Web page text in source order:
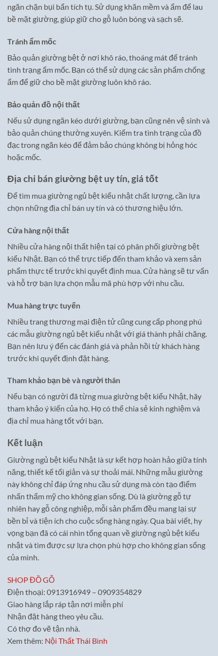
ngăn chặn bụi bẩn tích tụ. Sử dụng khăn mềm và ẩm để lau
bề mặt giường, giúp giữ cho gỗ luôn bóng và sạch sẽ.
Tránh ẩm mốc
Bảo quản giường bệt ở nơi khô ráo, thoáng mát để tránh
tình trạng ẩm mốc. Bạn có thể sử dụng các sản phẩm chống
ẩm để giữ cho bề mặt giường luôn khô ráo.
Bảo quản đồ nội thất
Nếu sử dụng ngăn kéo dưới giường, bạn cũng nên vệ sinh và
bảo quản chúng thường xuyên. Kiểm tra tình trạng của đồ
đạc trong ngăn kéo để đảm bảo chúng không bị hỏng hóc
hoặc mốc.
Địa chỉ bán giường bệt uy tín, giá tốt
Để tìm mua giường ngủ bệt kiểu nhật chất lượng, cần lựa
chọn những địa chỉ bán uy tín và có thương hiệu lớn.
Cửa hàng nội thất
Nhiều cửa hàng nội thất hiện tại có phân phối giường bệt
kiểu Nhật. Bạn có thể trực tiếp đến tham khảo và xem sản
phẩm thực tế trước khi quyết định mua. Cửa hàng sẽ tư vấn
và hỗ trợ bạn lựa chọn mẫu mã phù hợp với nhu cầu.
Mua hàng trực tuyến
Nhiều trang thương mại điện tử cũng cung cấp phong phú
các mẫu giường ngủ bệt kiểu nhật với giá thành phải chăng.
Bạn nên lưu ý đến các đánh giá và phản hồi từ khách hàng
trước khi quyết định đặt hàng.
Tham khảo bạn bè và người thân
Nếu bạn có người đã từng mua giường bệt kiểu Nhật, hãy
tham khảo ý kiến của họ. Họ có thể chia sẻ kinh nghiệm và
địa chỉ mua hàng tốt với bạn.
Kết luận
Giường ngủ bệt kiểu Nhật là sự kết hợp hoàn hảo giữa tính
năng, thiết kế tối giản và sự thoải mái. Những mẫu giường
này không chỉ đáp ứng nhu cầu sử dụng mà còn tạo điểm
nhấn thẩm mỹ cho không gian sống. Dù là giường gỗ tự
nhiên hay gỗ công nghiệp, mỗi sản phẩm đều mang lại sự
bền bỉ và tiện ích cho cuộc sống hàng ngày. Qua bài viết, hy
vọng bạn đã có cái nhìn tổng quan về giường ngủ bệt kiểu
nhật và tìm được sự lựa chọn phù hợp cho không gian sống
của mình.
SHOP ĐỒ GỖ
Điện thoại: 0913916949 – 0909354829
Giao hàng lắp ráp tận nơi miễn phí
Nhận đặt hàng theo yêu cầu.
Có thợ đo vẽ tận nhà.
Xem thêm: Nội Thất Thái Bình